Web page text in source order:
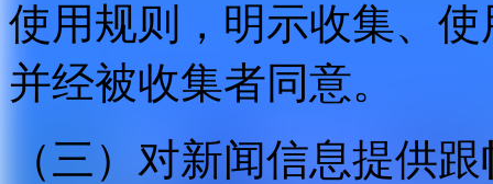
使用规则，明示收集、
并经被收集者同意。
（三）对新闻信息提供